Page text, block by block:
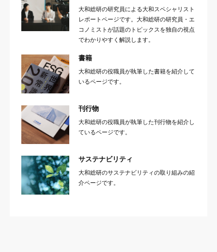
大和総研の研究員による大和スペシャリスト
レポートページです。大和総研の研究員・エ
コノミストが話題のトピックスを独自の視点
でわかりやすく解説します。
書籍
大和総研の役職員が執筆した書籍を紹介して
いるページです。
刊行物
大和総研の役職員が執筆した刊行物を紹介し
ているページです。
サステナビリティ
大和総研のサステナビリティの取り組みの紹
介ページです。